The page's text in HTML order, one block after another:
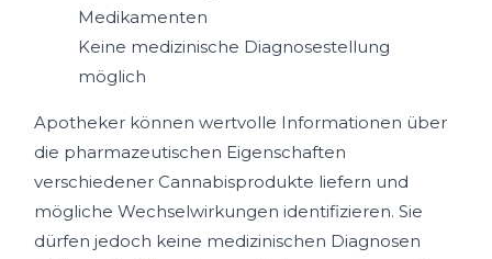
Medikamenten
Keine medizinische Diagnosestellung
möglich
Apotheker können wertvolle Informationen über
die pharmazeutischen Eigenschaften
verschiedener Cannabisprodukte liefern und
mögliche Wechselwirkungen identifizieren. Sie
dürfen jedoch keine medizinischen Diagnosen